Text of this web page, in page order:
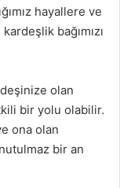
hayallere ve
bağımızı
olan
bir yolu olabilir.
ona olan
bir an